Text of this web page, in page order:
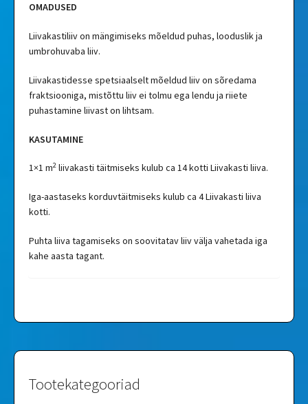
OMADUSED
Liivakastiliiv on mängimiseks mõeldud puhas, looduslik ja
umbrohuvaba liiv.
Liivakastidesse spetsiaalselt mõeldud liiv on sõredama
fraktsiooniga, mistõttu liiv ei tolmu ega lendu ja riiete
puhastamine liivast on lihtsam.
KASUTAMINE
1×1 m2liivakasti täitmiseks kulub ca 14 kotti Liivakasti liiva.
Iga-aastaseks korduvtäitmiseks kulub ca 4 Liivakasti liiva
kotti.
Puhta liiva tagamiseks on soovitatav liiv välja vahetada iga
kahe aasta tagant.
Tootekategooriad